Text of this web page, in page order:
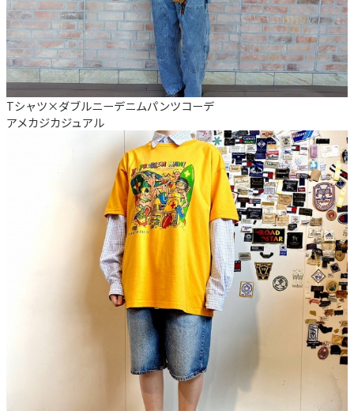
Tシャツ×ダブルニーデニムパンツコーデ
アメカジカジュアル